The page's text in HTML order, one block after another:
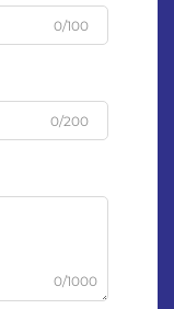
0/100
0/200
0/1000